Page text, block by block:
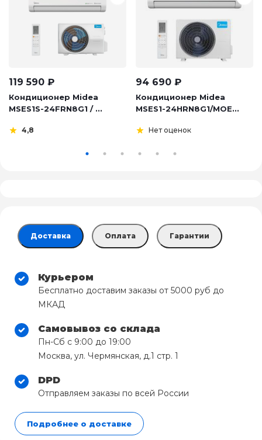
119 590 ₽
Кондиционер Midea
MSES1S-24FRN8G1 / ...
4,8
94 690 ₽
Кондиционер Midea
MSES1-24HRN8G1/MOE...
Нет оценок
Доставка Оплата Гарантии
Курьером
Бесплатно доставим заказы от 5000 руб до
МКАД
Самовывоз со склада
Пн-Сб с 9:00 до 19:00
Москва, ул. Чермянская, д.1 стр. 1
DPD
Отправляем заказы по всей России
Подробнее о доставке